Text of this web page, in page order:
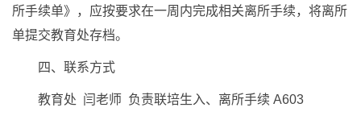
所手续单》，应按要求在一周内完成相关离所手续，将离所
单提交教育处存档。
四、联系方式
教育处 闫老师 负责联培生入、离所手续 A603